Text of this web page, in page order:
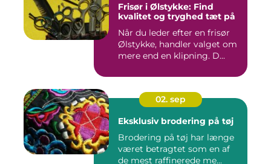
Frisør i Ølstykke: Find
kvalitet og tryghed tæt på
Når du leder efter en frisør
Ølstykke, handler valget om
mere end en klipning. D...
02. sep
Eksklusiv brodering på tøj
Brodering på tøj har længe
været betragtet som en af
de mest raffinerede me...